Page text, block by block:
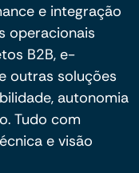
e integração
operacionais
B2B, e-
outras soluções
autonomia
Tudo com
e visão